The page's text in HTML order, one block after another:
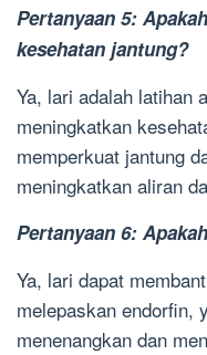
Pertanyaan 5:
kesehatan jantung?
Ya, lari adalah latihan
meningkatkan
memperkuat jantung
meningkatkan aliran
Pertanyaan 6:
Ya, lari dapat
melepaskan endorfin,
menenangkan dan